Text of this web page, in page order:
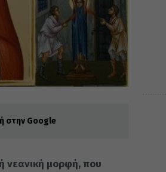
στην Google
νεανική μορφή, που